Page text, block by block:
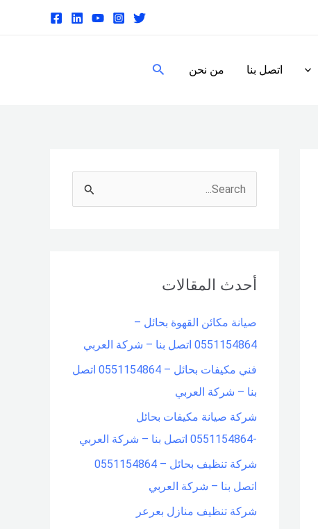
اتصل بنا من نحن البحث
c
f
o
r
:
أحدث المقالات
صيانة مكائن القهوة بحائل –
0551154864 اتصل بنا – شركة العربي
فني مكيفات بحائل – 0551154864 اتصل
بنا – شركة العربي
شركة صيانة مكيفات بحائل
-0551154864 اتصل بنا – شركة العربي
شركة تنظيف بحائل – 0551154864
اتصل بنا – شركة العربي
شركة تنظيف منازل بعرعر